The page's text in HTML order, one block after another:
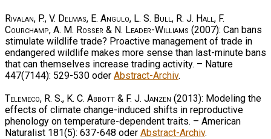
Rivalan, P., V. Delmas, E. Angulo, L. S. Bull, R. J. Hall, F.
Courchamp, A. M. Rosser & N. Leader-Williams (2007): Can bans
stimulate wildlife trade? Proactive management of trade in
endangered wildlife makes more sense than last-minute bans
that can themselves increase trading activity. – Nature
447(7144): 529-530 oder Abstract-Archiv.
Telemeco, R. S., K. C. Abbott & F. J. Janzen (2013): Modeling the
effects of climate change-induced shifts in reproductive
phenology on temperature-dependent traits. – American
Naturalist 181(5): 637-648 oder Abstract-Archiv.